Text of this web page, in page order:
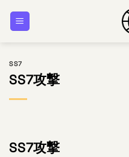
SS7
SS7攻撃
SS7攻撃